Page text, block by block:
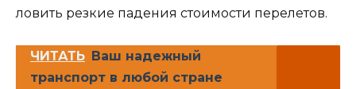
ловить резкие падения стоимости перелетов.
ЧИТАТЬ Ваш надежный
транспорт в любой стране